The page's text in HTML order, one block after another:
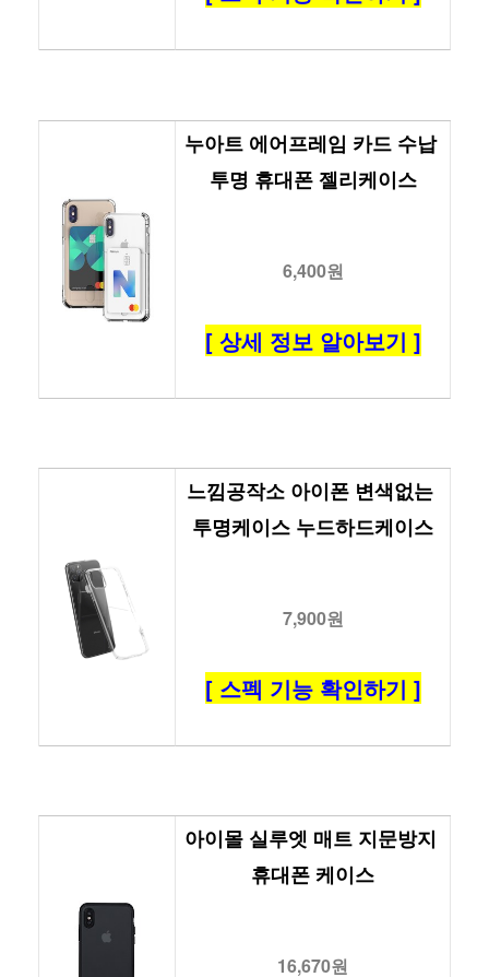
누아트 에어프레임 카드 수납
투명 휴대폰 젤리케이스
6,400원
[ 상세 정보 알아보기 ]
느낌공작소 아이폰 변색없는
투명케이스 누드하드케이스
7,900원
[ 스펙 기능 확인하기 ]
아이몰 실루엣 매트 지문방지
휴대폰 케이스
16,670원